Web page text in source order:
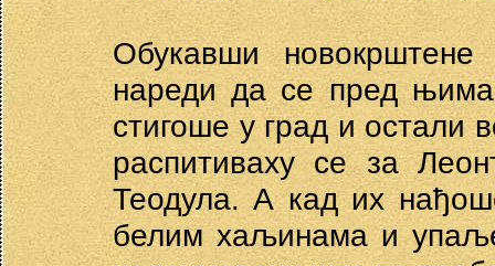
Обукавши
нареди да се пред
стигоше у град и остали
распитиваху се за
Теодула. А кад их
белим хаљинама и